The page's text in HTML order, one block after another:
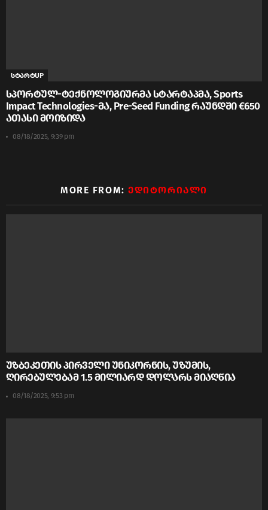
სტარტUP
სპორტულ-ტექნოლოგიურმა სტარტაპმა, Sports
Impact Technologies-მა, Pre-Seed Funding რაუნდში €650
ათასი მოიზიდა
08/18/2025, 9:39 pm
MORE FROM:ᲔᲓᲘᲢᲝᲠᲘᲐᲚᲘ
უზბეკეთის პირველი უნიკორნის, უზუმის,
ღირებულებამ 1.5 მილიარდ დოლარს მიაღწია
08/18/2025, 9:53 pm